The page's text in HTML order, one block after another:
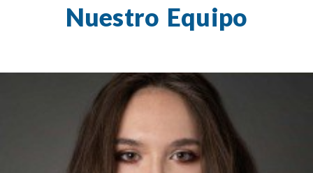
Nuestro Equipo